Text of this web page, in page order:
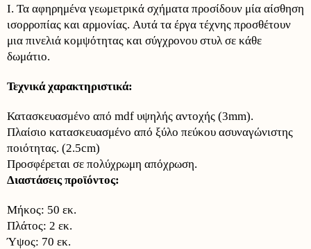
I. Τα αφηρημένα γεωμετρικά σχήματα προσίδουν μία αίσθηση
ισορροπίας και αρμονίας. Αυτά τα έργα τέχνης προσθέτουν
μια πινελιά κομψότητας και σύγχρονου στυλ σε κάθε
δωμάτιο.
Τεχνικά χαρακτηριστικά:
Κατασκευασμένο από mdf υψηλής αντοχής (3mm).
Πλαίσιο κατασκευασμένο από ξύλο πεύκου ασυναγώνιστης
ποιότητας. (2.5cm)
Προσφέρεται σε πολύχρωμη απόχρωση.
Διαστάσεις προϊόντος:
Μήκος: 50 εκ.
Πλάτος: 2 εκ.
Ύψος: 70 εκ.